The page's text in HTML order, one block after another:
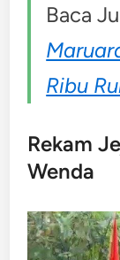
Baca
Ribu
Rekam
Wenda